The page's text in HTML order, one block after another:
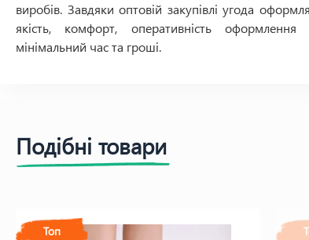
виробів. Завдяки оптовій закупівлі угода
якість, комфорт, оперативність
мінімальний час та гроші.
Подібні товари
Топ